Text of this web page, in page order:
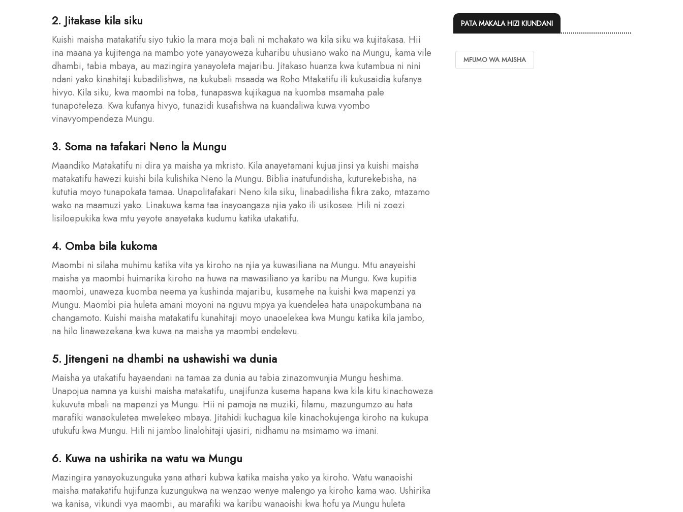
2. Jitakase kila siku
Kuishi maisha matakatifu siyo tukio la mara moja bali ni mchakato wa kila siku wa kujitakasa. Hii
ina maana ya kujitenga na mambo yote yanayoweza kuharibu uhusiano wako na Mungu, kama vile
dhambi, tabia mbaya, au mazingira yanayoleta majaribu. Jitakaso huanza kwa kutambua ni nini
ndani yako kinahitaji kubadilishwa, na kukubali msaada wa Roho Mtakatifu ili kukusaidia kufanya
hivyo. Kila siku, kwa maombi na toba, tunapaswa kujikagua na kuomba msamaha pale
tunapoteleza. Kwa kufanya hivyo, tunazidi kusafishwa na kuandaliwa kuwa vyombo
vinavyompendeza Mungu.
3. Soma na tafakari Neno la Mungu
Maandiko Matakatifu ni dira ya maisha ya mkristo. Kila anayetamani kujua jinsi ya kuishi maisha
matakatifu hawezi kuishi bila kulishika Neno la Mungu. Biblia inatufundisha, kuturekebisha, na
kututia moyo tunapokata tamaa. Unapolitafakari Neno kila siku, linabadilisha fikra zako, mtazamo
wako na maamuzi yako. Linakuwa kama taa inayoangaza njia yako ili usikosee. Hili ni zoezi
lisiloepukika kwa mtu yeyote anayetaka kudumu katika utakatifu.
4. Omba bila kukoma
Maombi ni silaha muhimu katika vita ya kiroho na njia ya kuwasiliana na Mungu. Mtu anayeishi
maisha ya maombi huimarika kiroho na huwa na mawasiliano ya karibu na Mungu. Kwa kupitia
maombi, unaweza kuomba neema ya kushinda majaribu, kusamehe na kuishi kwa mapenzi ya
Mungu. Maombi pia huleta amani moyoni na nguvu mpya ya kuendelea hata unapokumbana na
changamoto. Kuishi maisha matakatifu kunahitaji moyo unaoelekea kwa Mungu katika kila jambo,
na hilo linawezekana kwa kuwa na maisha ya maombi endelevu.
5. Jitengeni na dhambi na ushawishi wa dunia
Maisha ya utakatifu hayaendani na tamaa za dunia au tabia zinazomvunjia Mungu heshima.
Unapojua namna ya kuishi maisha matakatifu, unajifunza kusema hapana kwa kila kitu kinachoweza
kukuvuta mbali na mapenzi ya Mungu. Hii ni pamoja na muziki, filamu, mazungumzo au hata
marafiki wanaokuletea mwelekeo mbaya. Jitahidi kuchagua kile kinachokujenga kiroho na kukupa
utukufu kwa Mungu. Hili ni jambo linalohitaji ujasiri, nidhamu na msimamo wa imani.
6. Kuwa na ushirika na watu wa Mungu
Mazingira yanayokuzunguka yana athari kubwa katika maisha yako ya kiroho. Watu wanaoishi
maisha matakatifu hujifunza kuzungukwa na wenzao wenye malengo ya kiroho kama wao. Ushirika
wa kanisa, vikundi vya maombi, au marafiki wa karibu wanaoishi kwa hofu ya Mungu huleta
PATA MAKALA HIZI KIUNDANI
MFUMO WA MAISHA